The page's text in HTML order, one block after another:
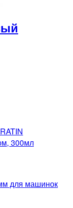
300мл
для машинок